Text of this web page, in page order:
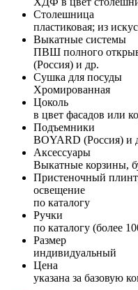
Столешница
пластиковая; из
Выкатные системы
ПВШ полного
(Россия) и др.
Сушка для посуды
Хромированная
Цоколь
в цвет фасадов или
Подъемники
BOYARD (Россия) и
Аксессуары
Выкатные корзины,
Пристеночный
освещение
по каталогу
Ручки
по каталогу (более
Размер
индивидуальный
Цена
указана за базовую